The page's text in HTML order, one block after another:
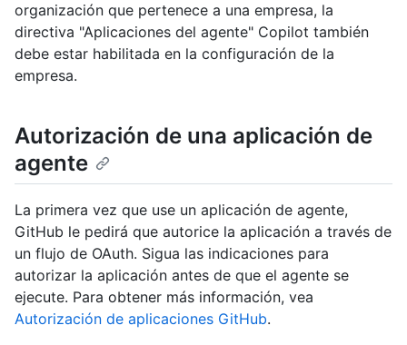
organización que pertenece a una empresa, la
directiva "Aplicaciones del agente" Copilot también
debe estar habilitada en la configuración de la
empresa.
Autorización de una aplicación de
agente
La primera vez que use un aplicación de agente,
GitHub le pedirá que autorice la aplicación a través de
un flujo de OAuth. Sigua las indicaciones para
autorizar la aplicación antes de que el agente se
ejecute. Para obtener más información, vea
Autorización de aplicaciones GitHub.